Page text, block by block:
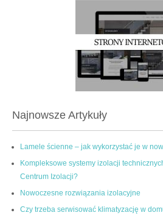
Najnowsze Artykuły
Lamele ścienne – jak wykorzystać je w
Kompleksowe systemy izolacji
Centrum Izolacji?
Nowoczesne rozwiązania izolacyjne
Czy trzeba serwisować klimatyzację w